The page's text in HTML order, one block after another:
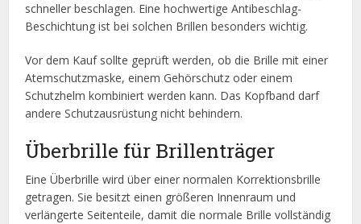
schneller beschlagen. Eine hochwertige Antibeschlag-
Beschichtung ist bei solchen Brillen besonders wichtig.
Vor dem Kauf sollte geprüft werden, ob die Brille mit einer
Atemschutzmaske, einem Gehörschutz oder einem
Schutzhelm kombiniert werden kann. Das Kopfband darf
andere Schutzausrüstung nicht behindern.
Überbrille für Brillenträger
Eine Überbrille wird über einer normalen Korrektionsbrille
getragen. Sie besitzt einen größeren Innenraum und
verlängerte Seitenteile, damit die normale Brille vollständig